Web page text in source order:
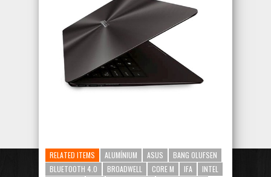
RELATED ITEMS ALUMÍNIUM ASUS
BANG OLUFSEN
BLUETOOTH 4.0
BROADWELL CORE M IFA
INTEL